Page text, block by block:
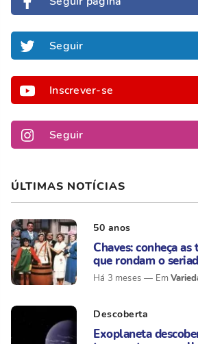
Seguir
Inscrever-se
Seguir
ÚLTIMAS NOTÍCIAS
50 anos
Chaves: conheça
que rondam o
Há 3 meses
Descoberta
Exoplaneta